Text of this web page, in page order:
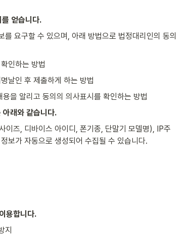
얻습니다.
요구할 수 있으며, 아래 방법으로 법정대리인의 동의
인하는 방법
날인 후 제출하게 하는 방법
을 알리고 동의의 의사표시를 확인하는 방법
아래와 같습니다.
즈, 디바이스 아이디, 폰기종, 단말기 모델명), IP주
보가 자동으로 생성되어 수집될 수 있습니다.
용합니다.
지